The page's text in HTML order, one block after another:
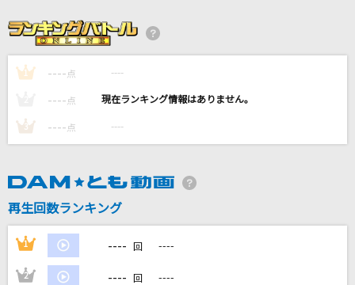
[生音]長い夜
松山千春
もっと見る
DAMに会員登録・ログインして
1 ---- 点 ----
---- 点 ----
3 ---- 点 ----
再生回数ランキング
1 ---- 回 ----
2 ---- 回 ----